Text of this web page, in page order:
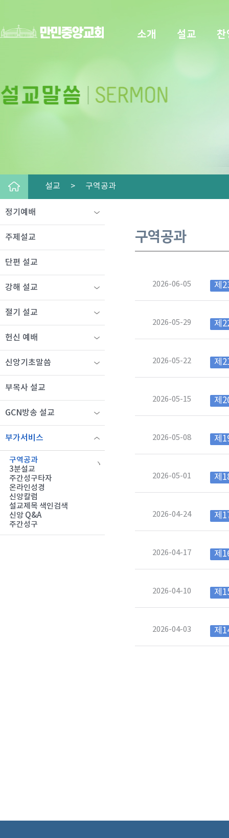
소개 설교 찬
설교 > 구역공과
구역공과
2026-06-05 제
2026-05-29 제
2026-05-22 제
2026-05-15 제
2026-05-08 제
2026-05-01 제
2026-04-24 제
2026-04-17 제
2026-04-10 제
2026-04-03 제
정기예배
주제설교
단편 설교
강해 설교
절기 설교
헌신 예배
신앙기초말씀
부목사 설교
GCN방송 설교
부가서비스
구역공과
3분설교
주간성구타자
온라인성경
신앙칼럼
설교제목 색인검색
신앙 Q&A
주간성구